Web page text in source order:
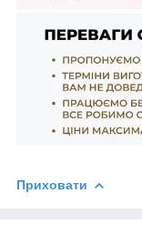
Приховати